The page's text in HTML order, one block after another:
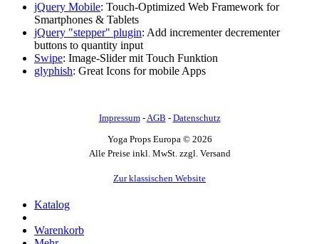
jQuery Mobile: Touch-Optimized Web Framework for
Smartphones & Tablets
jQuery "stepper" plugin: Add incrementer decrementer
buttons to quantity input
Swipe: Image-Slider mit Touch Funktion
glyphish: Great Icons for mobile Apps
Impressum-AGB - Datenschutz
Yoga Props Europa © 2026
Alle Preise inkl. MwSt. zzgl. Versand
Zur klassischen Website
Katalog
Warenkorb